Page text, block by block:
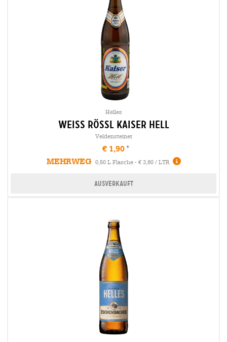
Helles
weiss rössl kaiser hell
Veldensteiner
€ 1,90
MEHRWEG
0,50 L Flasche - € 3,80 / LTR
Ausverkauft